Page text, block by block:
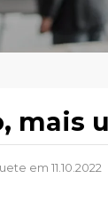
mais
em 11.10.2022